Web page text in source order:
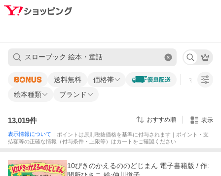
送料無料 価格帯 すべての条
絵本種類 ブランド
13,019件 おすすめ順 表示
表示情報について ｜ポイントは原則税抜価格を基準に付与されます｜ポイント・支
払額等の正確な情報（付与条件・上限等）はカートをご確認ください
10ぴきのかえるののどじまん 電子書籍版 / 作: